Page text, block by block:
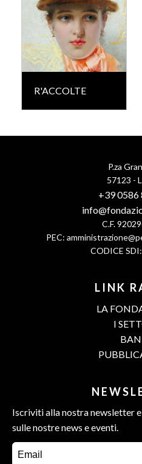
R'ACCOLTE
P.za
57123 -
+39 0586
C.F.
PEC:
CODICE
LINK
LA
I
Iscriviti alla nostra newsletter
sulle nostre news e eventi.